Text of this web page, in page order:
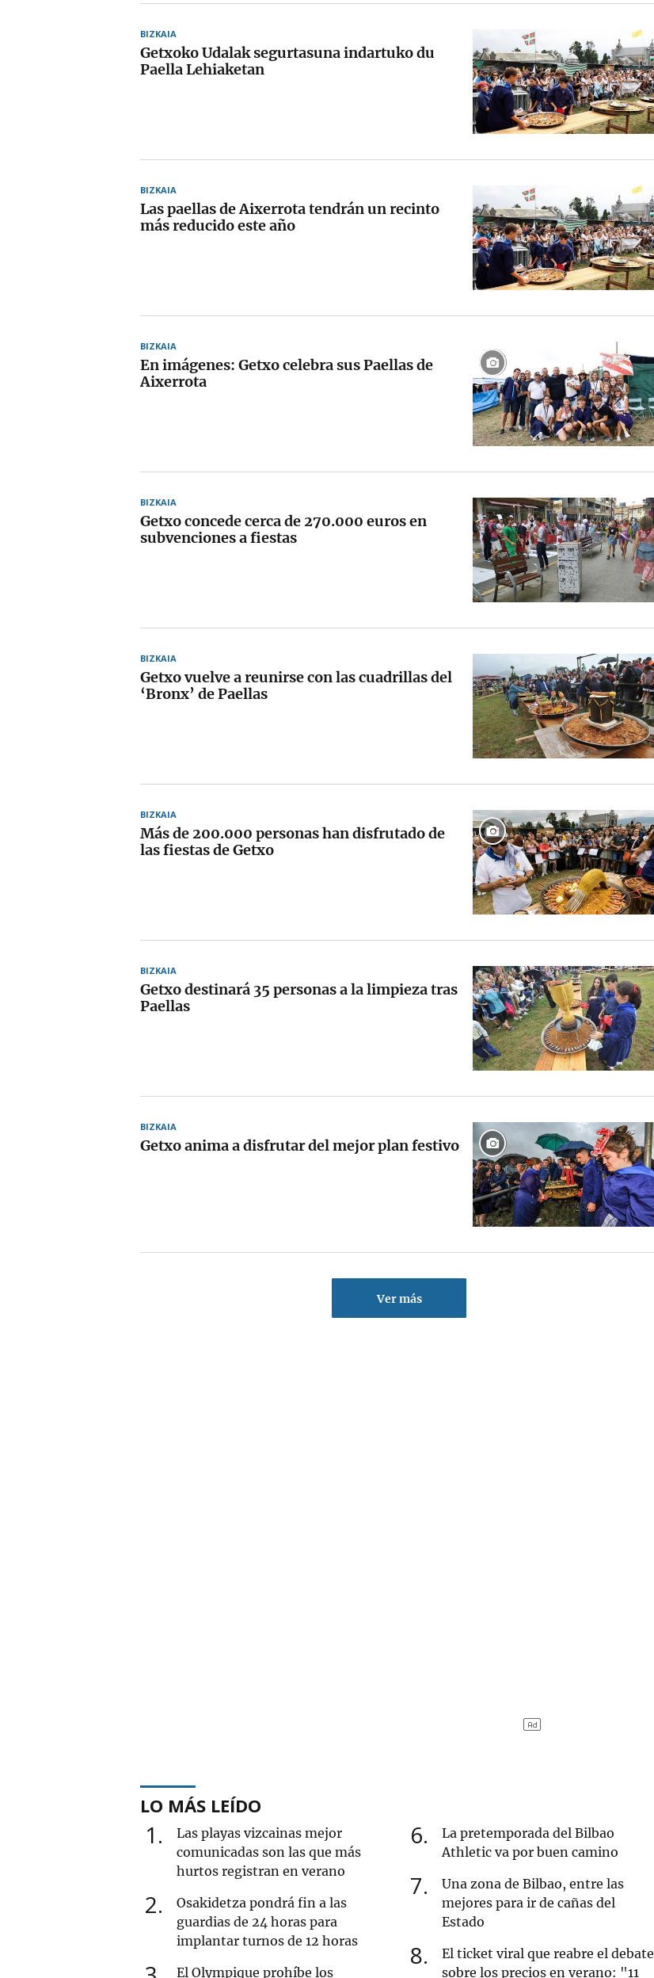
BIZKAIA
Getxoko Udalak segurtasuna indartuko du
Paella Lehiaketan
BIZKAIA
Las paellas de Aixerrota tendrán un recinto
más reducido este año
BIZKAIA
En imágenes: Getxo celebra sus Paellas de
Aixerrota
BIZKAIA
Getxo concede cerca de 270.000 euros en
subvenciones a fiestas
BIZKAIA
Getxo vuelve a reunirse con las cuadrillas del
‘Bronx’ de Paellas
BIZKAIA
Más de 200.000 personas han disfrutado de
las fiestas de Getxo
BIZKAIA
Getxo destinará 35 personas a la limpieza tras
Paellas
BIZKAIA
Getxo anima a disfrutar del mejor plan festivo
Ver más
LO MÁS LEÍDO
1
Las playas vizcainas mejor
comunicadas son las que más
hurtos registran en verano
2
Osakidetza pondrá fin a las
guardias de 24 horas para
implantar turnos de 12 horas
El Olympique prohíbe los
6
La pretemporada del Bilbao
Athletic va por buen camino
7
Una zona de Bilbao, entre las
mejores para ir de cañas del
Estado
8
El ticket viral que reabre el debate
sobre los precios en verano: "11